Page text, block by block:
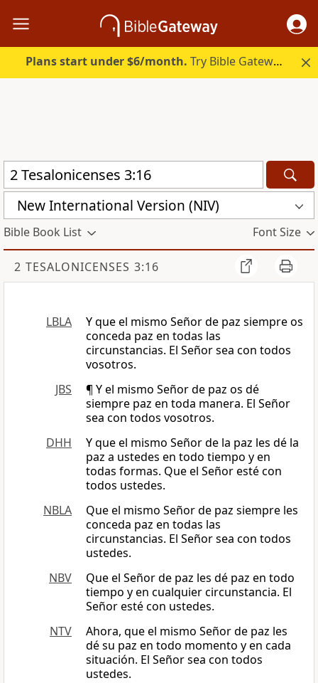
Plans start under $6/month. Try Bible Gateway Plus.
New International Version (NIV)
Bible Book List Font Size
2 TESALONICENSES 3:16
LBLA
Y que el mismo Señor de paz siempre os
conceda paz en todas las
circunstancias. El Señor sea con todos
vosotros.
JBS
¶ Y el mismo Señor de paz os dé
siempre paz en toda manera. El Señor
sea con todos vosotros.
DHH
Y que el mismo Señor de la paz les dé la
paz a ustedes en todo tiempo y en
todas formas. Que el Señor esté con
todos ustedes.
NBLA
Que el mismo Señor de paz siempre les
conceda paz en todas las
circunstancias. El Señor sea con todos
ustedes.
NBV
Que el Señor de paz les dé paz en todo
tiempo y en cualquier circunstancia. El
Señor esté con ustedes.
NTV
Ahora, que el mismo Señor de paz les
dé su paz en todo momento y en cada
situación. El Señor sea con todos
ustedes.